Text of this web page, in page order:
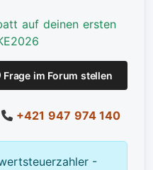
auf deinen ersten
Frage im Forum stellen
+421 947 974 140
-